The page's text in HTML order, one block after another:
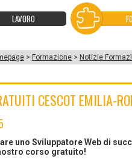
LAVORO
> Formazione > Notizie
CESCOT EMILIA-
uno Sviluppatore Web di
corso gratuito!